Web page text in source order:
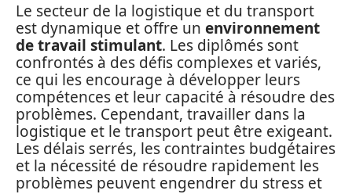
Le secteur de la logistique et du transport
est dynamique et offre un environnement
de travail stimulant. Les diplômés sont
confrontés à des défis complexes et variés,
ce qui les encourage à développer leurs
compétences et leur capacité à résoudre des
problèmes. Cependant, travailler dans la
logistique et le transport peut être exigeant.
Les délais serrés, les contraintes budgétaires
et la nécessité de résoudre rapidement les
problèmes peuvent engendrer du stress et